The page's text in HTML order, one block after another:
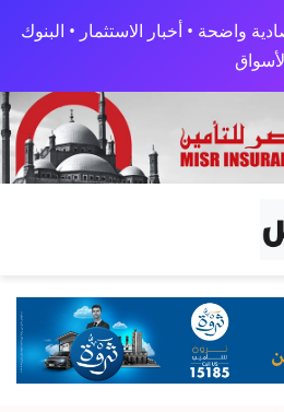
واضحة • أخبار الاستثمار • البنوك